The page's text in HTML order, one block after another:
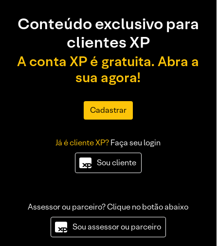
Conteúdo exclusivo para
clientes XP
A conta XP é gratuita. Abra a
sua agora!
Cadastrar
Já é cliente XP?Faça seu login
Sou cliente
Assessor ou parceiro? Clique no botão abaixo
Sou assessor ou parceiro